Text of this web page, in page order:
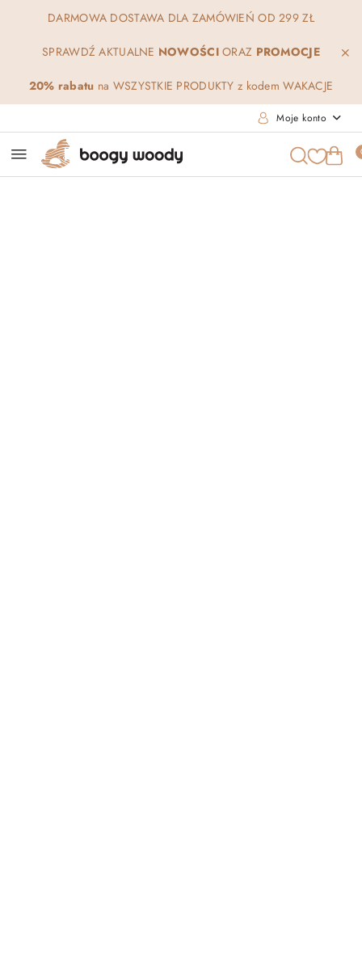
Przejdź do treści głównej
Przejdź do wyszukiwarki
Przejdź do moje konto
Przejdź do menu głównego
Przejdź do opisu produktu
Przejdź do stopki
DARMOWA DOSTAWA DLA ZAMÓWIEŃ OD 299 ZŁ
SPRAWDŹ AKTUALNE NOWOŚCIORAZ PROMOCJE
20% rabatu na WSZYSTKIE PRODUKTY z kodem WAKACJE
Moje konto